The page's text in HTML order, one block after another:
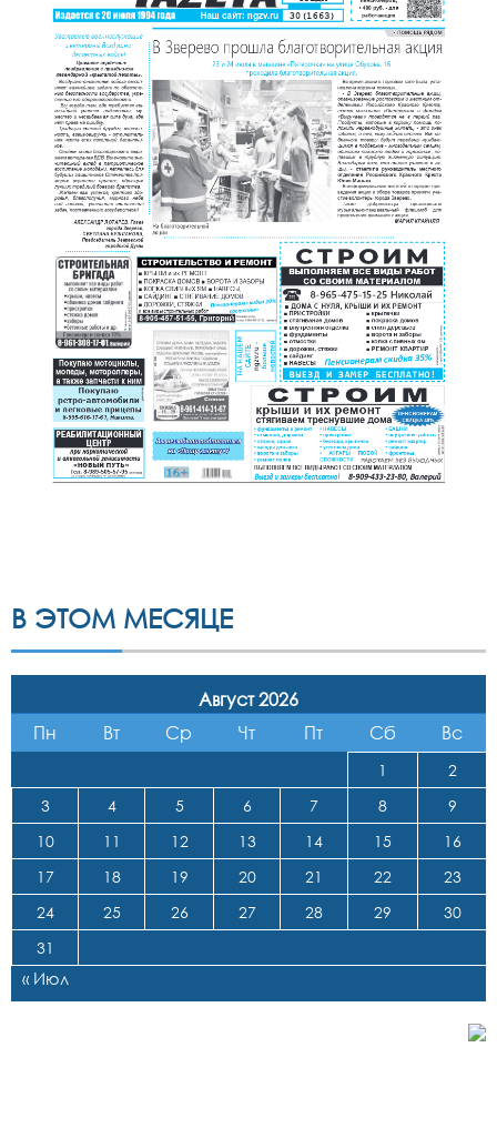
В ЭТОМ МЕСЯЦЕ
Август 2026
Пн
Вт Ср Чт Пт Сб Вс
1
2
3
4 5 6 7 8
9
10
11 12 13 14 15
16
17
18 19 20 21 22
23
24
25 26 27 28 29
30
31
« Июл